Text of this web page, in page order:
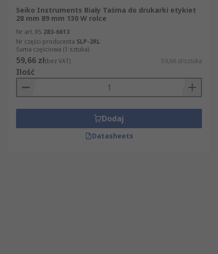
Seiko Instruments Biały Taśma do drukarki etykiet
28 mm 89 mm 130 W rolce
Nr art. RS 283-6613
Nr części producenta SLP-2RL
Suma częściowa (1 sztuka)
59,66 zł(bez VAT) 59,66 zł/sztuka
Ilość
Dodaj
Datasheets